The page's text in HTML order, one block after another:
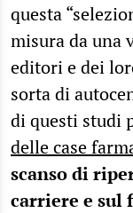
questa
misura da una
editori e dei
sorta di
di questi studi
delle case
scanso di
carriere e sul